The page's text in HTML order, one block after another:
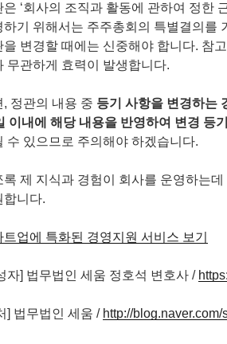
은 ‘회사의 조직과 활동에 관하여 정한
하기 위해서는 주주총회의 특별결의를
을 변경할 때에는 신중해야 합니다. 참
무관하게 효력이 발생합니다.
, 정관의 내용 중 등기 사항을 변경하는
이내에 해당 내용을 반영하여 변경 등기
수 있으므로 주의해야 하겠습니다.
록 제 지식과 경험이 회사를 운영하는
합니다.
트업에 특화된 경영지원 서비스 보기
자] 법무법인 세움 정호석 변호사 /
] 법무법인 세움 / http://